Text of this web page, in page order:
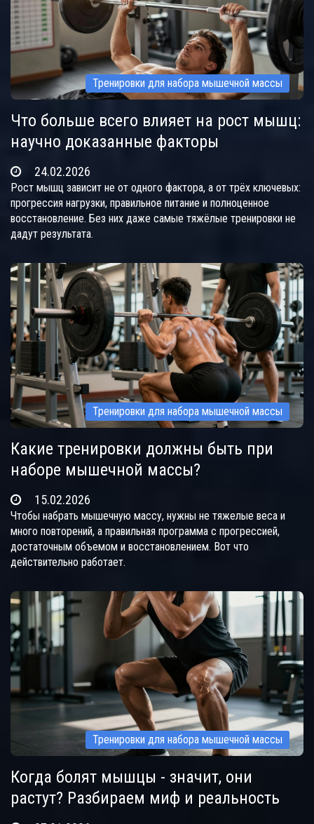
Тренировки для набора мышечной массы
Что больше всего влияет на рост мышц:
научно доказанные факторы
24.02.2026
Рост мышц зависит не от одного фактора, а от трёх ключевых:
прогрессия нагрузки, правильное питание и полноценное
восстановление. Без них даже самые тяжёлые тренировки не
дадут результата.
Тренировки для набора мышечной массы
Какие тренировки должны быть при
наборе мышечной массы?
15.02.2026
Чтобы набрать мышечную массу, нужны не тяжелые веса и
много повторений, а правильная программа с прогрессией,
достаточным объемом и восстановлением. Вот что
действительно работает.
Тренировки для набора мышечной массы
Когда болят мышцы - значит, они
растут? Разбираем миф и реальность